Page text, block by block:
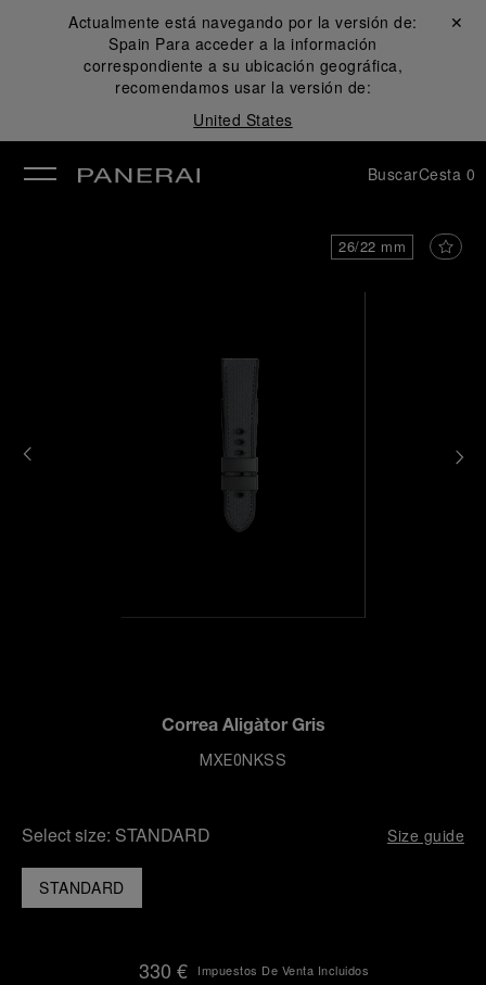
Actualmente está navegando por la versión de:
Spain Para acceder a la información
correspondiente a su ubicación geográfica,
recomendamos usar la versión de:
United States
Cerrar ✕
BuscarCesta 0
26/22 mm
Correa Aligàtor Gris
MXE0NKSS
Select size: STANDARD Size guide
STANDARD
330 € Impuestos De Venta Incluidos